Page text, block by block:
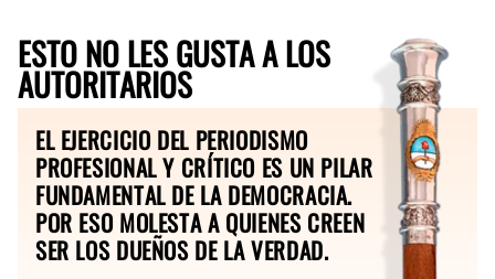
ESTO NO LES GUSTA A LOS
AUTORITARIOS
EL EJERCICIO DEL PERIODISMO
PROFESIONAL Y CRÍTICO ES UN PILAR
FUNDAMENTAL DE LA DEMOCRACIA.
POR ESO MOLESTA A QUIENES CREEN
SER LOS DUEÑOS DE LA VERDAD.